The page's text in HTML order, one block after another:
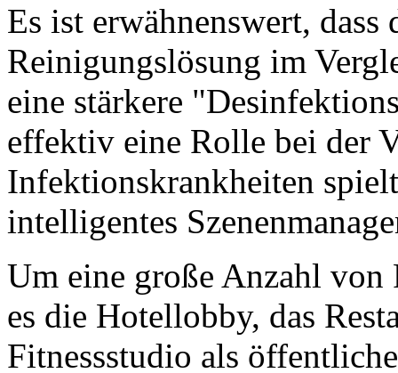
Es ist erwähnenswert,
Reinigungslösung im
eine stärkere
effektiv eine Rolle bei der
Infektionskrankheiten
intelligentes
Um eine große Anzahl von
es die Hotellobby, das
Fitnessstudio als